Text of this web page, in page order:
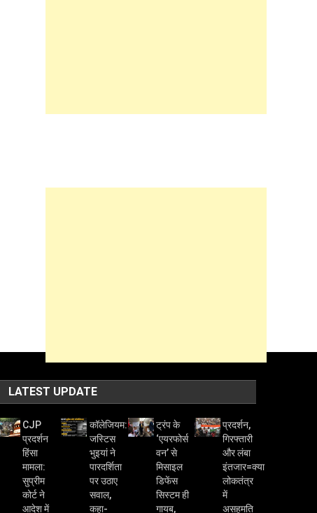
LATEST UPDATE
CJP
प्रदर्शन
हिंसा
मामला:
सुप्रीम
कोर्ट ने
आदेश में
कॉलेजियम:
जस्टिस
भुइयां ने
पारदर्शिता
पर उठाए
सवाल,
कहा-
ट्रंप के
‘एयरफोर्स
वन’ से
मिसाइल
डिफेंस
सिस्टम ही
गायब,
प्रदर्शन,
गिरफ्तारी
और लंबा
इंतजार=क्या
लोकतंत्र
में
असहमति